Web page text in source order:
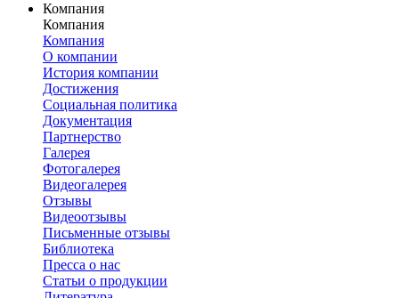
Компания
Компания
Компания
О компании
История компании
Достижения
Социальная политика
Документация
Партнерство
Галерея
Фотогалерея
Видеогалерея
Отзывы
Видеоотзывы
Письменные отзывы
Библиотека
Пресса о нас
Статьи о продукции